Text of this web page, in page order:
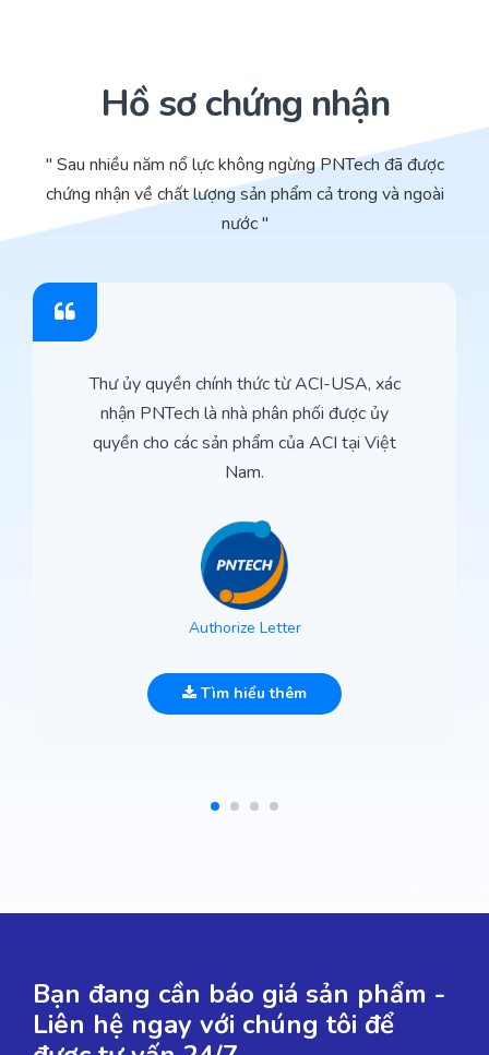
Hồ sơ chứng nhận
" Sau nhiều năm nổ lực không ngừng PNTech đã được
chứng nhận về chất lượng sản phẩm cả trong và ngoài
nước "
Thư ủy quyền chính thức từ ACI-USA, xác
nhận PNTech là nhà phân phối được ủy
quyền cho các sản phẩm của ACI tại Việt
Nam.
Authorize Letter
Tìm hiểu thêm
Bạn đang cần báo giá sản phẩm -
Liên hệ ngay với chúng tôi để